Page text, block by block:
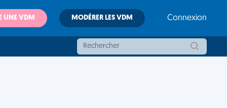
UNE VDM MODÉRER LES VDM Connexion